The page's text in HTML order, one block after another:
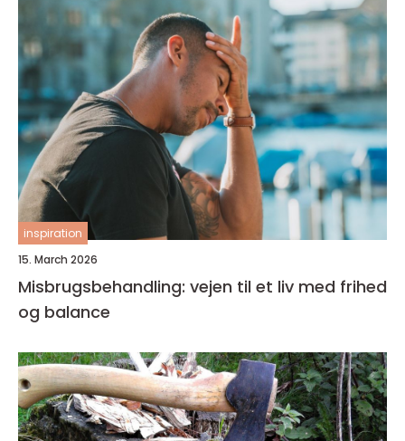
inspiration
15. March 2026
Misbrugsbehandling: vejen til et liv med frihed
og balance